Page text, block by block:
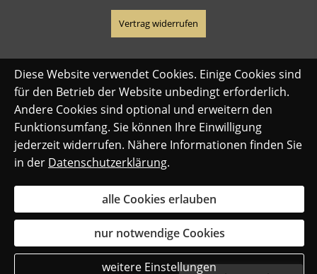
Vertrag widerrufen
Diese Website verwendet Cookies. Einige Cookies sind
für den Betrieb der Website unbedingt erforderlich.
Andere Cookies sind optional und erweitern den
Funktionsumfang. Sie können Ihre Einwilligung
jederzeit widerrufen. Nähere Informationen finden Sie
in der Datenschutzerklärung.
alle Cookies erlauben
nur notwendige Cookies
weitere Einstellungen